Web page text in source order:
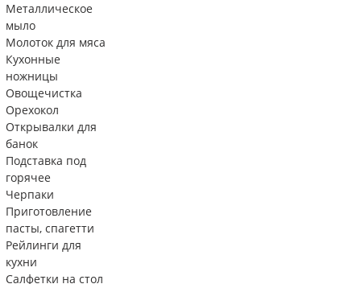
Металлическое
мыло
Молоток для мяса
Кухонные
ножницы
Овощечистка
Орехокол
Открывалки для
банок
Подставка под
горячее
Черпаки
Приготовление
пасты, спагетти
Рейлинги для
кухни
Салфетки на стол